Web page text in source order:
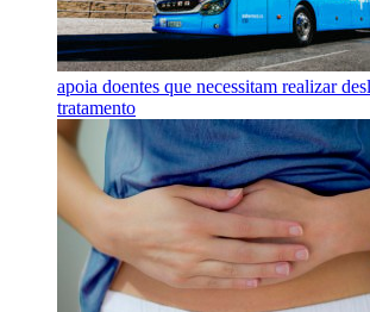
apoia doentes que necessitam realizar
tratamento